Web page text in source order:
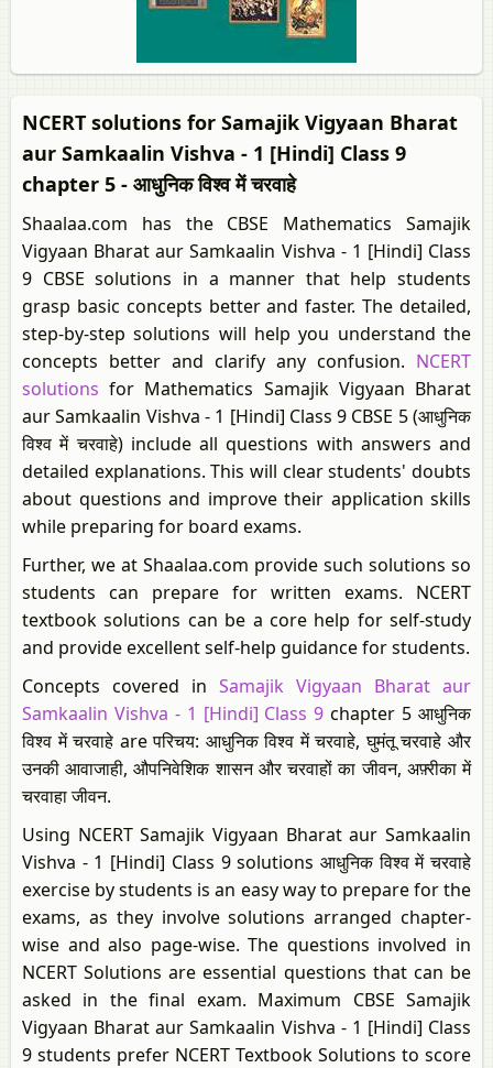
NCERT solutions for Samajik Vigyaan Bharat
aur Samkaalin Vishva - 1 [Hindi] Class 9
chapter 5 - आधुनिक विश्व में चरवाहे
Shaalaa.com has the CBSE Mathematics Samajik
Vigyaan Bharat aur Samkaalin Vishva - 1 [Hindi] Class
9 CBSE solutions in a manner that help students
grasp basic concepts better and faster. The detailed,
step-by-step solutions will help you understand the
concepts better and clarify any confusion. NCERT
solutions for Mathematics Samajik Vigyaan Bharat
aur Samkaalin Vishva - 1 [Hindi] Class 9 CBSE 5 (आधुनिक
विश्व में चरवाहे) include all questions with answers and
detailed explanations. This will clear students' doubts
about questions and improve their application skills
while preparing for board exams.
Further, we at Shaalaa.com provide such solutions so
students can prepare for written exams. NCERT
textbook solutions can be a core help for self-study
and provide excellent self-help guidance for students.
Concepts covered in Samajik Vigyaan Bharat aur
Samkaalin Vishva - 1 [Hindi] Class 9 chapter 5 आधुनिक
विश्व में चरवाहे are परिचय: आधुनिक विश्व में चरवाहे, घुमंतू चरवाहे और
उनकी आवाजाही, औपनिवेशिक शासन और चरवाहों का जीवन, अफ़्रीका में
चरवाहा जीवन.
Using NCERT Samajik Vigyaan Bharat aur Samkaalin
Vishva - 1 [Hindi] Class 9 solutions आधुनिक विश्व में चरवाहे
exercise by students is an easy way to prepare for the
exams, as they involve solutions arranged chapter-
wise and also page-wise. The questions involved in
NCERT Solutions are essential questions that can be
asked in the final exam. Maximum CBSE Samajik
Vigyaan Bharat aur Samkaalin Vishva - 1 [Hindi] Class
9 students prefer NCERT Textbook Solutions to score